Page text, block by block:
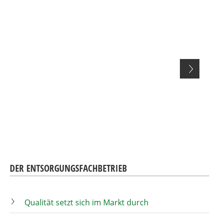
DER ENTSORGUNGSFACHBETRIEB
Qualität setzt sich im Markt durch